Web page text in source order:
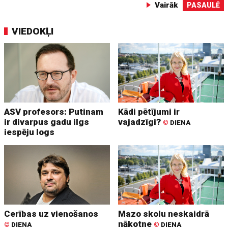
Vairāk PASAULĒ
VIEDOKĻI
ASV profesors: Putinam
ir divarpus gadu ilgs
iespēju logs
Kādi pētījumi ir
vajadzīgi? © DIENA
Cerības uz vienošanos
© DIENA
Mazo skolu neskaidrā
nākotne © DIENA